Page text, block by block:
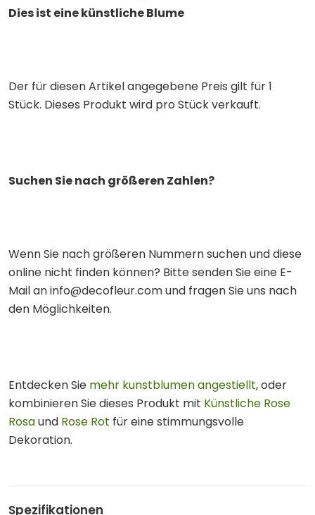
Dies ist eine künstliche Blume
Der für diesen Artikel angegebene Preis gilt für 1
Stück. Dieses Produkt wird pro Stück verkauft.
Suchen Sie nach größeren Zahlen?
Wenn Sie nach größeren Nummern suchen und diese
online nicht finden können? Bitte senden Sie eine E-
Mail an info@decofleur.com und fragen Sie uns nach
den Möglichkeiten.
Entdecken Sie mehr kunstblumen angestiellt, oder
kombinieren Sie dieses Produkt mit Künstliche Rose
Rosaund Rose Rot für eine stimmungsvolle
Dekoration.
Spezifikationen